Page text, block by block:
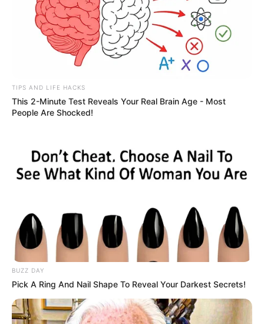
TIPS AND LIFE HACKS
This 2-Minute Test Reveals Your Real Brain Age - Most
People Are Shocked!
BUZZ DAY
Pick A Ring And Nail Shape To Reveal Your Darkest Secrets!